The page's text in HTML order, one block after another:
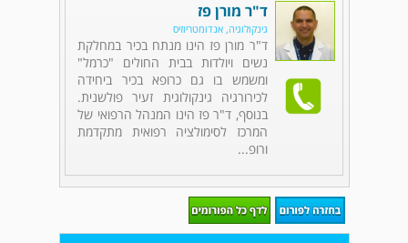
ד"ר מורן פז
גינקולוגיה, אנדומטריוזיס
ד"ר מורן פז הינו מנתח בכיר במחלקת
נשים ויולדות בבית החולים "כרמל"
ומשמש בו גם כרופא בכיר ביחידה
לכירורגיה גינקולוגית זעיר פולשנית.
בנוסף, ד"ר פז הינו המנהל הרפואי של
המרכז לסימולציה רפואית מתקדמת
ורופ...